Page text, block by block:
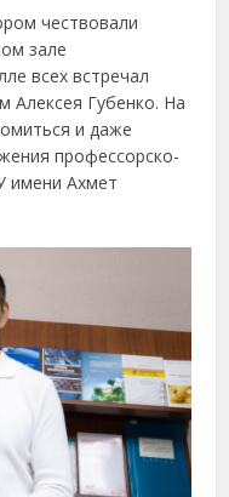
чествовали
зале
всех встречал
Алексея Губенко. На
и даже
профессорско-
имени Ахмет